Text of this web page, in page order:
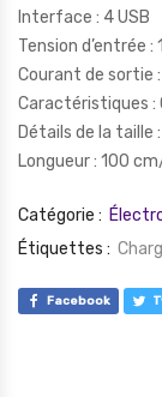
Interface : 4 USB
Tension d’entrée :
Courant de sortie :
Caractéristiques :
Détails de la taille :
Longueur : 100
Catégorie :
Étiquettes :
Facebook